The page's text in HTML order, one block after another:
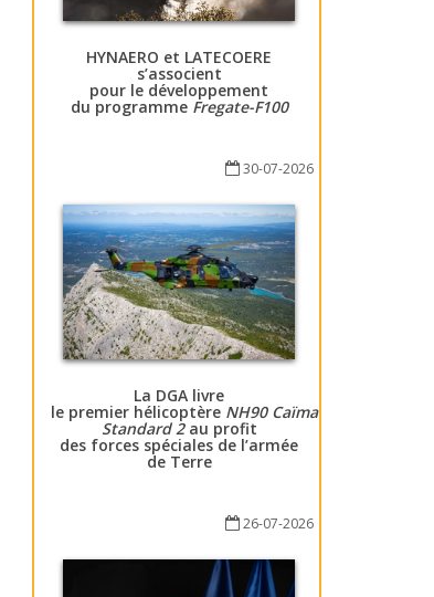
HYNAERO et LATECOERE
s’associent
pour le développement
du programme Fregate-F100
30-07-2026
La DGA livre
le premier hélicoptère NH90 Caïman
Standard 2au profit
des forces spéciales de l’armée
de Terre
26-07-2026